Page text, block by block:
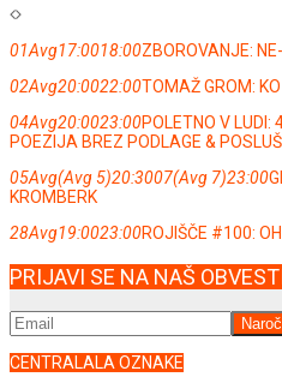
01Avg17:0018:00ZBOROVANJE:
02Avg20:0022:00TOMAŽ GROM:
04Avg20:0023:00POLETNO V LUDI:
POEZIJA BREZ PODLAGE &
05Avg(Avg 5)20:3007(Avg 7)23:00
KROMBERK
28Avg19:0023:00ROJIŠČE #100:
PRIJAVI SE NA NAŠ
CENTRALALA OZNAKE